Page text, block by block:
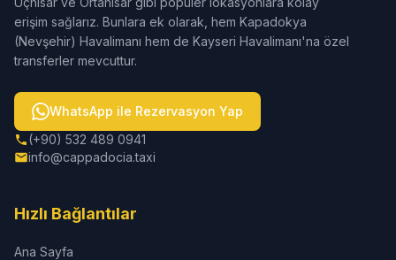
erişim sağlarız. Bunlara ek olarak, hem Kapadokya
(Nevşehir) Havalimanı hem de Kayseri Havalimanı'na özel
transferler mevcuttur.
WhatsApp ile Rezervasyon Yap
(+90) 532 489 0941
info@cappadocia.taxi
Hızlı Bağlantılar
Ana Sayfa